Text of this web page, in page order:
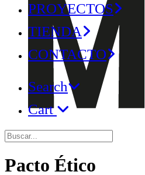
PROYECTOS
TIENDA
CONTACTO
Search
Cart
Pacto Ético